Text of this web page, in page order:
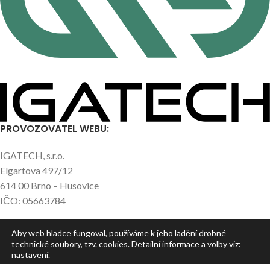
PROVOZOVATEL WEBU:
IGATECH, s.r.o.
Elgartova 497/12
614 00 Brno – Husovice
IČO: 05663784
NEJNOVĚJŠÍ ČLÁNKY
Aby web hladce fungoval, používáme k jeho ladění drobné
technické soubory, tzv. cookies. Detailní informace a volby viz:
nastavení.